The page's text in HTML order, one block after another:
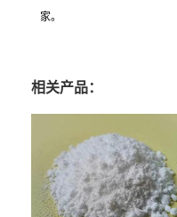
家。
相关产品：